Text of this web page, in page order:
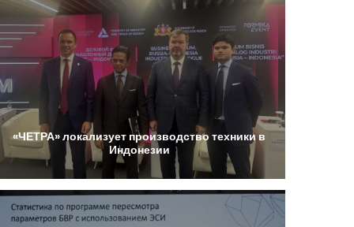
«ЧЕТРА»локализует производство техникив
Индонезии